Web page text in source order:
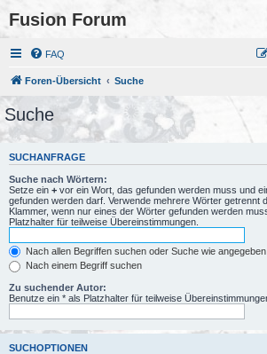
Fusion Forum
FAQ
Foren-Übersicht Suche
Suche
SUCHANFRAGE
Suche nach Wörtern:
Setze ein + vor ein Wort, das gefunden werden muss und
gefunden werden darf. Verwende mehrere Wörter getrennt
Klammer, wenn nur eines der Wörter gefunden werden
Platzhalter für teilweise Übereinstimmungen.
Nach allen Begriffen suchen oder Suche wie
Nach einem Begriff suchen
Zu suchender Autor:
Benutze ein * als Platzhalter für teilweise
SUCHOPTIONEN